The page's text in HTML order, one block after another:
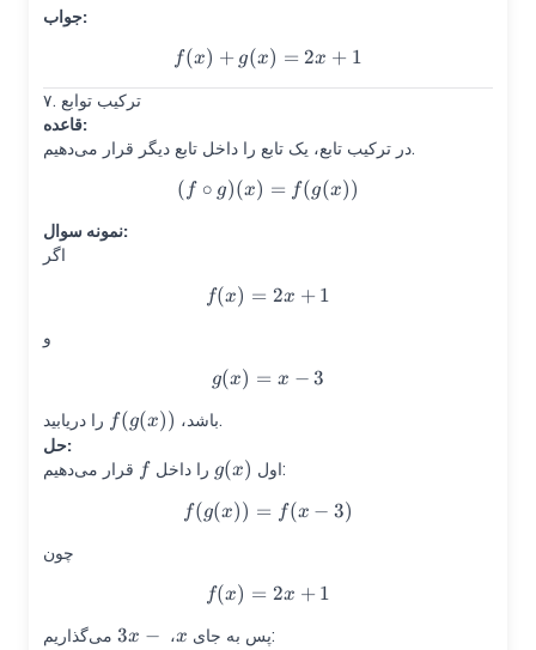
جواب:
f(x)+g(x)=2x+1
f(x) + g(x) = 2x + 1
۷. ترکیب توابع
قاعده:
در ترکیب تابع، یک تابع را داخل تابع دیگر قرار می‌دهیم.
(f\circ g)(x)=f(g(x))
( f ∘ g)(x) = f(g(x))
نمونه سوال:
اگر
f(x)=2x+1
f(x) = 2x + 1
و
g(x)=x-3
g(x) = x − 3
باشد،
f(g(x))
f(g(x))
را دریابید.
حل:
اول
g(x)
g(x) را داخلf
f قرار می‌دهیم:
f(g(x))=f(x-3)
f(g(x)) = f(x − 3)
چون
f(x)=2x+1
f(x) = 2x + 1
پس به جایx
x،x-
x −
3 می‌گذاریم: